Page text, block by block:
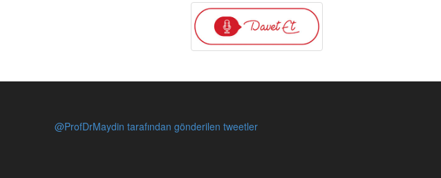
@ProfDrMaydin tarafından gönderilen tweetler